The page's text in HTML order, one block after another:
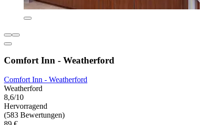
Comfort Inn - Weatherford
Comfort Inn - Weatherford
Weatherford
8,6/10
Hervorragend
(583 Bewertungen)